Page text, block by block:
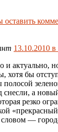
оставить
13.10.2010 в
актуально,
хотя бы
снесли, а
резко
—